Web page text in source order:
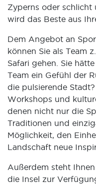
Zyperns oder schlicht
wird das Beste aus
Dem Angebot an
können Sie als Team
Safari gehen. Sie
Team ein Gefühl der
die pulsierende
Workshops und
denen nicht nur die
Traditionen und
Möglichkeit, den
Landschaft neue
Außerdem steht
die Insel zur